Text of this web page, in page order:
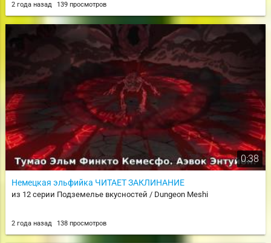
2 года назад 139 просмотров
0:38
Немецкая эльфийка ЧИТАЕТ ЗАКЛИНАНИЕ
из 12 серии Подземелье вкусностей / Dungeon Meshi
2 года назад 138 просмотров